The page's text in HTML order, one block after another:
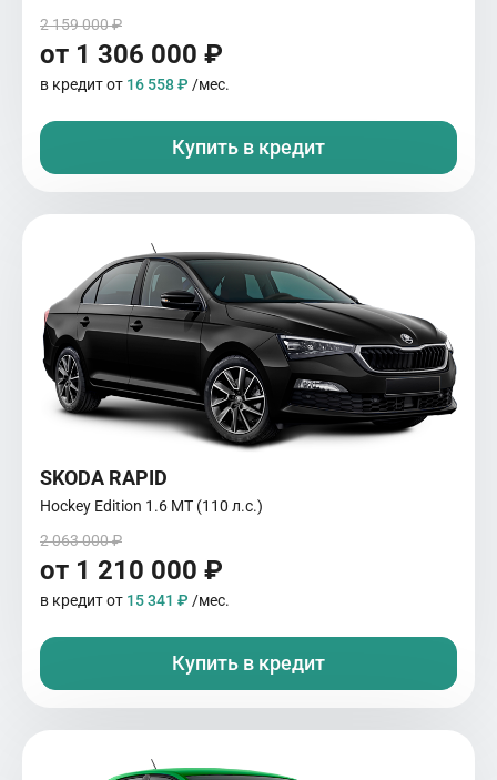
2 159 000 ₽
от 1 306 000 ₽
в кредит от 16 558 ₽ /мес.
Купить в кредит
SKODA RAPID
Hockey Edition 1.6 MT (110 л.с.)
2 063 000 ₽
от 1 210 000 ₽
в кредит от 15 341 ₽ /мес.
Купить в кредит